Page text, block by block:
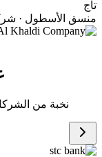
تاج
منسق الأسطول ·
نخبة من